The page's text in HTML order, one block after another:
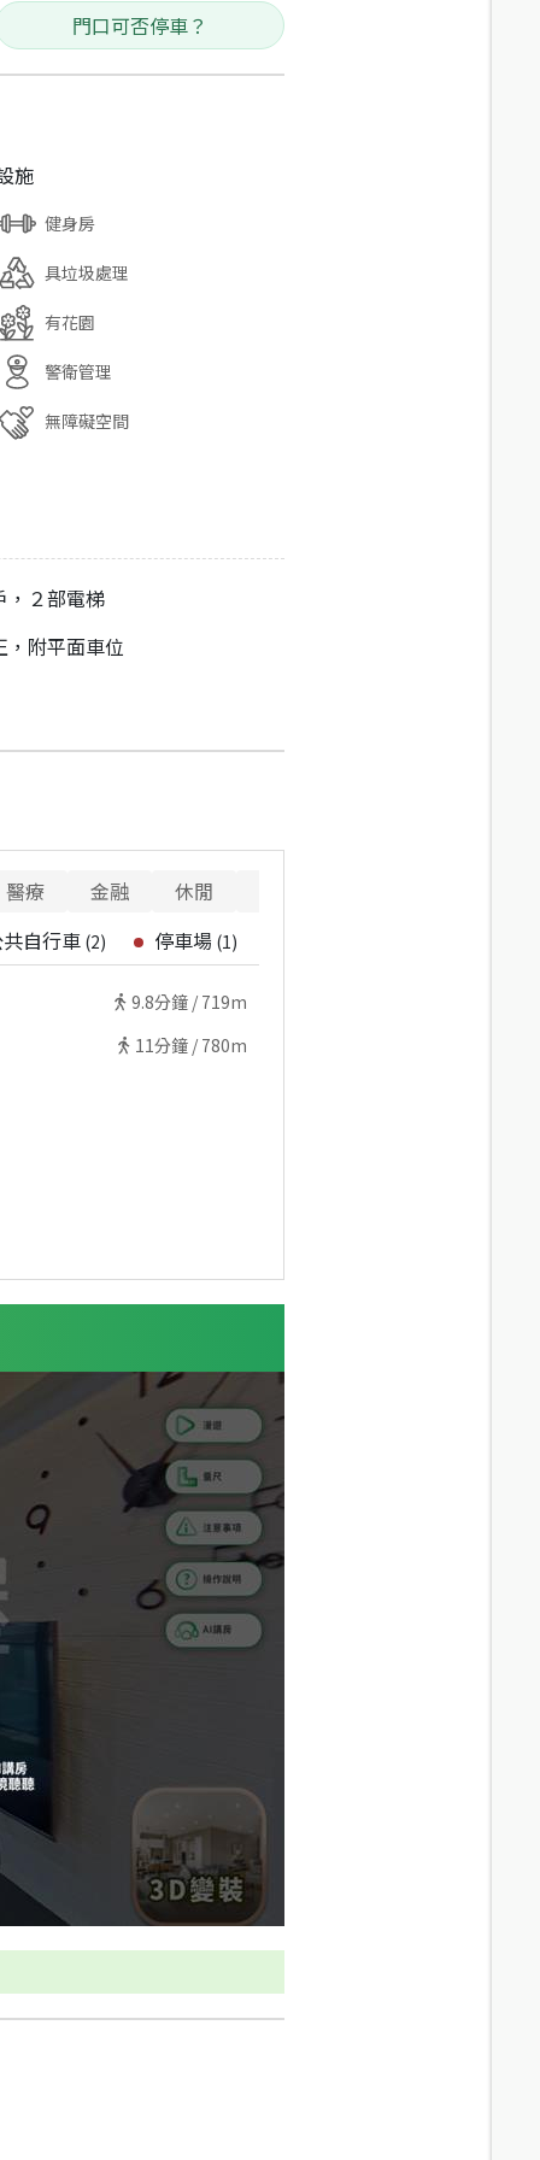
門口可否停車？
施
健身房
具垃圾處理
有花園
警衛管理
無障礙空間
，２部電梯
，附平面車位
醫療 金融 休閒
自行車 (2) 停車場 (1)
9.8分鐘 / 719m
11分鐘 / 780m